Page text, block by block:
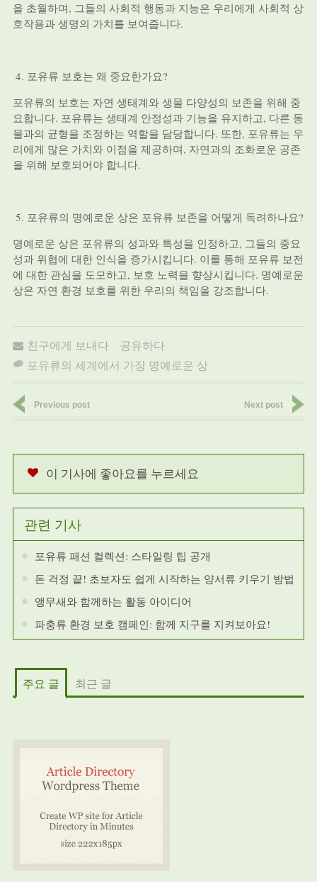
을 초월하며, 그들의 사회적 행동과 지능은 우리에게 사회적 상
호작용과 생명의 가치를 보여줍니다.
포유류 보호는 왜 중요한가요?
포유류의 보호는 자연 생태계와 생물 다양성의 보존을 위해 중
요합니다. 포유류는 생태계 안정성과 기능을 유지하고, 다른 동
물과의 균형을 조정하는 역할을 담당합니다. 또한, 포유류는 우
리에게 많은 가치와 이점을 제공하며, 자연과의 조화로운 공존
을 위해 보호되어야 합니다.
포유류의 명예로운 상은 포유류 보존을 어떻게 독려하나요?
명예로운 상은 포유류의 성과와 특성을 인정하고, 그들의 중요
성과 위협에 대한 인식을 증가시킵니다. 이를 통해 포유류 보전
에 대한 관심을 도모하고, 보호 노력을 향상시킵니다. 명예로운
상은 자연 환경 보호를 위한 우리의 책임을 강조합니다.
친구에게 보내다
공유하다
포유류의 세계에서 가장 명예로운 상
Previous post Next post
이 기사에 좋아요를 누르세요
관련 기사
포유류 패션 컬렉션: 스타일링 팁 공개
돈 걱정 끝! 초보자도 쉽게 시작하는 양서류 키우기 방법
앵무새와 함께하는 활동 아이디어
파충류 환경 보호 캠페인: 함께 지구를 지켜보아요!
주요 글 최근 글